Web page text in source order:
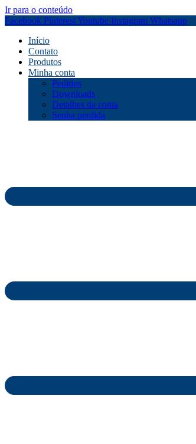
Ir para o conteúdo
Facebook PinterestYoutube Instagram Whatsapp
Início
Contato
Produtos
Minha conta
Pedidos
Downloads
Detalhes da conta
Senha perdida